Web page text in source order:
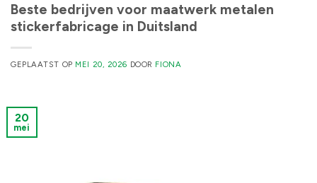
Beste bedrijven voor maatwerk metalen
stickerfabricage in Duitsland
GEPLAATST OP MEI 20, 2026 DOOR FIONA
20
mei